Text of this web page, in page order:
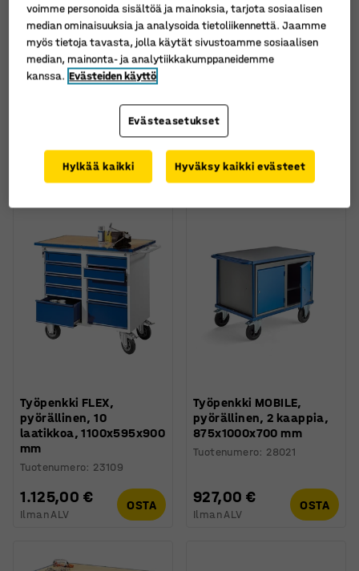
Työpenkki MOBILE,
pyörällinen, 1 laatikosto,
770,00 €
Ilman ALV
OSTA
Työpenkki FLEX,
työkalutaulun
Tuotenumero
1.080,00 € OSTA
Työpenkki FLEX,
pyörällinen, 10
laatikkoa, 1100x595x900
mm
Tuotenumero: 23109
1.125,00 €
Ilman ALV
OSTA
Työpenkki MOBILE,
pyörällinen, 2 kaappia,
875x1000x700 mm
Tuotenumero: 28021
927,00 €
Ilman ALV
OSTA
voimme personoida sisältöä ja mainoksia, tarjota sosiaalisen
median ominaisuuksia ja analysoida tietoliikennettä. Jaamme
myös tietoja tavasta, jolla käytät sivustoamme sosiaalisen
median, mainonta- ja analytiikkakumppaneidemme
kanssa. Evästeiden käyttö
Evästeasetukset
Hylkää kaikki Hyväksy kaikki evästeet